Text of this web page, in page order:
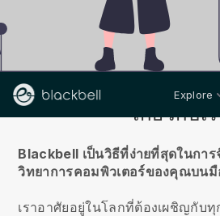
Explore
เกี่ยวกับเ
Blackbell เป็นวิธีที่ง่ายที่สุดในกา
วิทยาการคอมพิวเตอร์ของคุณบน
เราอาศัยอยู่ในโลกที่ต้องเผชิญกับ